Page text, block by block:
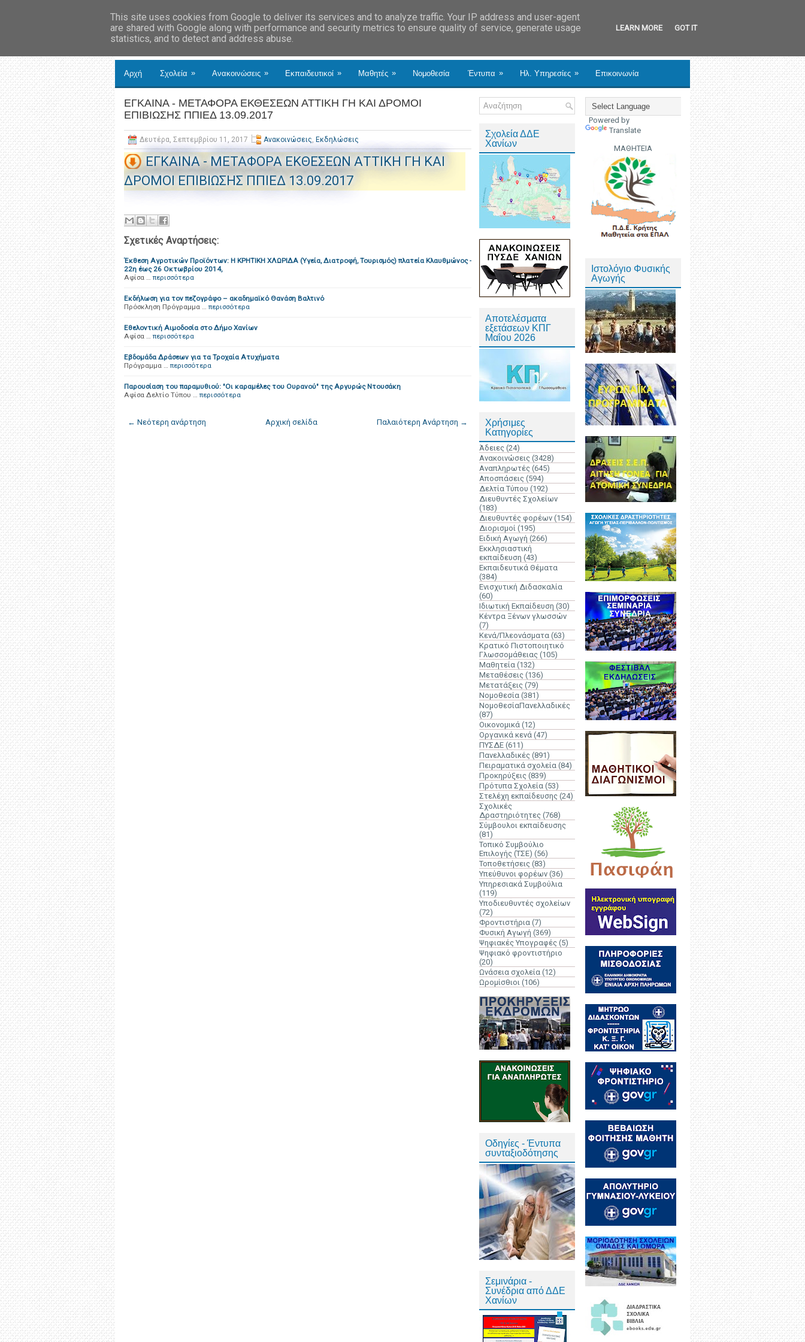
Αρχή Σχολεία » Ανακοινώσεις » Εκπαιδευτικοί » Μαθητές » Νομοθεσία Έντυπα » Ηλ. Υπηρεσίες » Επικοινωνία
ΕΓΚΑΙΝΑ - ΜΕΤΑΦΟΡΑ ΕΚΘΕΣΕΩΝ ΑΤΤΙΚΗ ΓΗ ΚΑΙ ΔΡΟΜΟΙ
ΕΠΙΒΙΩΣΗΣ ΠΠΙΕΔ 13.09.2017
Δευτέρα, Σεπτεμβρίου 11, 2017 Ανακοινώσεις, Εκδηλώσεις
ΕΓΚΑΙΝΑ - ΜΕΤΑΦΟΡΑ ΕΚΘΕΣΕΩΝ ΑΤΤΙΚΗ ΓΗ ΚΑΙ
ΔΡΟΜΟΙ ΕΠΙΒΙΩΣΗΣ ΠΠΙΕΔ 13.09.2017
Σχετικές Αναρτήσεις:
Έκθεση Αγροτικών Προϊόντων: Η ΚΡΗΤΙΚΗ ΧΛΩΡΙΔΑ (Υγεία, Διατροφή, Τουρισμός) πλατεία Κλαυθμώνος -
22η έως 26 Οκτωβρίου 2014,
Αφίσα … περισσότερα
Εκδήλωση για τον πεζογράφο – ακαδημαϊκό Θανάση Βαλτινό
Πρόσκληση Πρόγραμμα … περισσότερα
Εθελοντική Αιμοδοσία στο Δήμο Χανίων
Αφίσα … περισσότερα
Εβδομάδα Δράσεων για τα Τροχαία Ατυχήματα
Πρόγραμμα … περισσότερα
Παρουσίαση του παραμυθιού: "Οι καραμέλες του Ουρανού" της Αργυρώς Ντουσάκη
Αφίσα Δελτίο Τύπου … περισσότερα
← Νεότερη ανάρτηση Παλαιότερη Ανάρτηση →
Αρχική σελίδα
Σχολεία ΔΔΕ
Χανίων
Αποτελέσματα
εξετάσεων ΚΠΓ
Μαΐου 2026
Χρήσιμες
Κατηγορίες
Άδειες (24)
Ανακοινώσεις (3428)
Αναπληρωτές (645)
Αποσπάσεις (594)
Δελτία Τύπου (192)
Διευθυντές Σχολείων
(183)
Διευθυντές φορέων (154)
Διορισμοί (195)
Ειδική Αγωγή (266)
Εκκλησιαστική
εκπαίδευση (43)
Εκπαιδευτικά Θέματα
(384)
Ενισχυτική Διδασκαλία
(60)
Ιδιωτική Εκπαίδευση (30)
Κέντρα Ξένων γλωσσών
(7)
Κενά/Πλεονάσματα (63)
Κρατικό Πιστοποιητικό
Γλωσσομάθειας (105)
Μαθητεία (132)
Μεταθέσεις (136)
Μετατάξεις (79)
Νομοθεσία (381)
ΝομοθεσίαΠανελλαδικές
(87)
Οικονομικά (12)
Οργανικά κενά (47)
ΠΥΣΔΕ (611)
Πανελλαδικές (891)
Πειραματικά σχολεία (84)
Προκηρύξεις (839)
Πρότυπα Σχολεία (53)
Στελέχη εκπαίδευσης (24)
Σχολικές
Δραστηριότητες (768)
Σύμβουλοι εκπαίδευσης
(81)
Τοπικό Συμβούλιο
Επιλογής (ΤΣΕ) (56)
Τοποθετήσεις (83)
Υπεύθυνοι φορέων (36)
Υπηρεσιακά Συμβούλια
(119)
Υποδιευθυντές σχολείων
(72)
Φροντιστήρια (7)
Φυσική Αγωγή (369)
Ψηφιακές Υπογραφές (5)
Ψηφιακό φροντιστήριο
(20)
Ωνάσεια σχολεία (12)
Ωρομίσθιοι (106)
Οδηγίες - Έντυπα
συνταξιοδότησης
Σεμινάρια -
Συνέδρια από ΔΔΕ
Χανίων
Powered by
Translate
ΜΑΘΗΤΕΙΑ
Ιστολόγιο Φυσικής
Αγωγής
This site uses cookies from Google to deliver its services and to analyze traffic. Your IP address and user-agent
are shared with Google along with performance and security metrics to ensure quality of service, generate usage
statistics, and to detect and address abuse.
LEARN MORE GOT IT